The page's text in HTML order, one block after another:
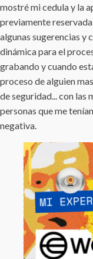
mostré mi cedula y la
previamente
algunas sugerencias y
dinámica para el
grabando y cuando
proceso de alguien
de seguridad... con las
personas que me
negativa.